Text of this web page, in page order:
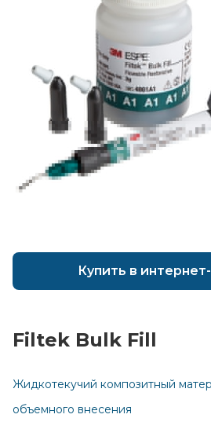
Главная
Каталог
Filtek Bulk Fill
Жидкотекучий композитный
объемного внесения
Купить в